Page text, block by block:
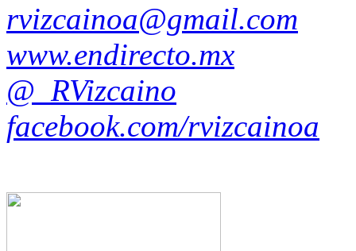
rvizcainoa@gmail.com
www.endirecto.mx
@_RVizcaino
facebook.com/rvizcainoa